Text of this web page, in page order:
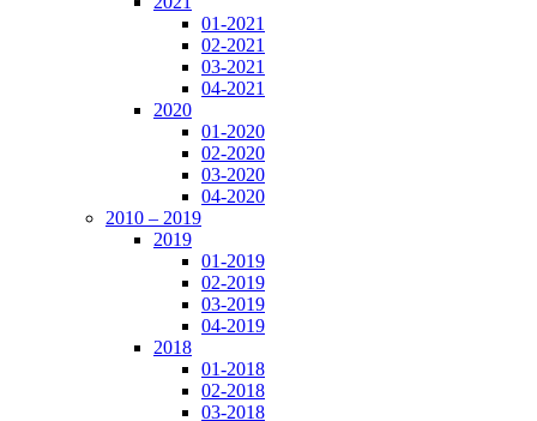
01-2021
02-2021
03-2021
04-2021
2020
01-2020
02-2020
03-2020
04-2020
2010 – 2019
2019
01-2019
02-2019
03-2019
04-2019
2018
01-2018
02-2018
03-2018